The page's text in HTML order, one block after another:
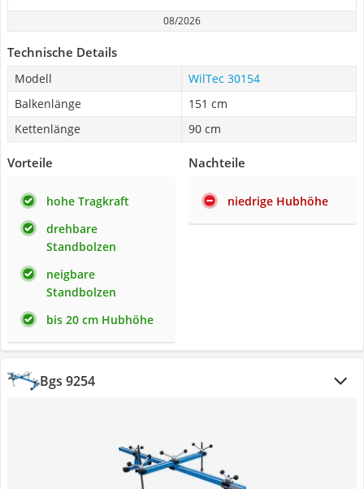
08/2026
Technische Details
Modell
WilTec 30154
Balkenlänge
151 cm
Kettenlänge
90 cm
Vorteile
hohe Tragkraft
drehbare
Standbolzen
neigbare
Standbolzen
bis 20 cm Hubhöhe
Nachteile
niedrige Hubhöhe
Bgs 9254